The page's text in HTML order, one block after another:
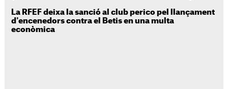
La RFEF deixa la sanció al club perico pel llançament
d'encenedors contra el Betis en una multa
econòmica